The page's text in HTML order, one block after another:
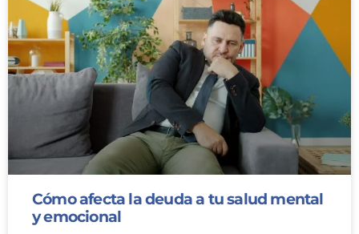
Cómo afecta la deuda a tu salud mental
y emocional